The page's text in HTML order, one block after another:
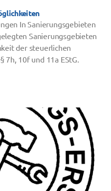
In Sanierungsgebieten
Sanierungsgebieten
der steuerlichen
7h, 10f und 11a EStG.